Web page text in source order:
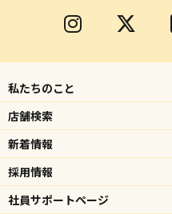
私たちのこと
店舗検索
新着情報
採用情報
社員サポートページ